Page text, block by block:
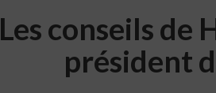
Les conseils de
président